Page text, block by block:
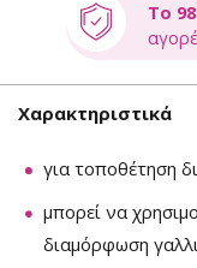
Το
Χαρακτηριστικά
για τοποθέτηση
μπορεί να
διαμόρφωση